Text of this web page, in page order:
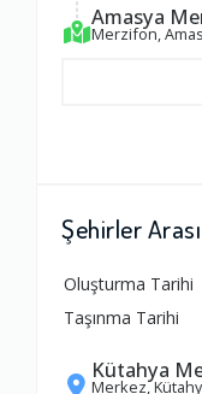
Amasya
Merzifon,
Şehirler
Oluşturma Tarihi
Taşınma Tarihi
Kütahya
Merkez,